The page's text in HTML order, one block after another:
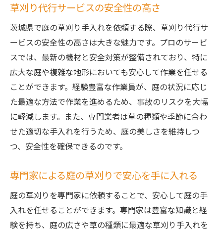
草刈り代行サービスの安全性の高さ
茨城県で庭の草刈り手入れを依頼する際、草刈り代行サ
ービスの安全性の高さは大きな魅力です。プロのサービ
スでは、最新の機材と安全対策が整備されており、特に
広大な庭や複雑な地形においても安心して作業を任せる
ことができます。経験豊富な作業員が、庭の状況に応じ
た最適な方法で作業を進めるため、事故のリスクを大幅
に軽減します。また、専門業者は草の種類や季節に合わ
せた適切な手入れを行うため、庭の美しさを維持しつ
つ、安全性を確保できるのです。
専門家による庭の草刈りで安心を手に入れる
庭の草刈りを専門家に依頼することで、安心して庭の手
入れを任せることができます。専門家は豊富な知識と経
験を持ち、庭の広さや草の種類に最適な草刈り手入れを